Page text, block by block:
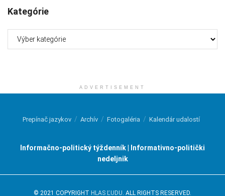
Kategórie
ADVERTISEMENT
Prepínač jazykov Archív Fotogaléria Kalendár udalostí
Informačno-politický týždenník | Informativno-politički
nedeljnik
© 2021 COPYRIGHT HLAS ĽUDU . ALL RIGHTS RESERVED.